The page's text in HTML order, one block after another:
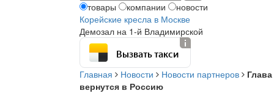
товары компании
новости
Корейские кресла в Москве
Демозал на 1-й Владимирской
Вызвать такси
Главная Новости Новости партнеров
вернутся в Россию